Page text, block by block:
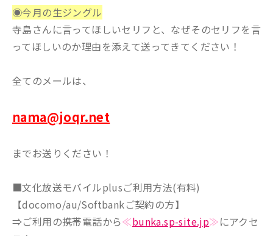
◉今月の生ジングル
寺島さんに言ってほしいセリフと、なぜそのセリフを言
ってほしいのか理由を添えて送ってきてください！
全てのメールは、
nama@joqr.net
までお送りください！
■文化放送モバイルplusご利用方法(有料)
【docomo/au/Softbankご契約の方】
⇒ご利用の携帯電話から≪bunka.sp-site.jp≫にアクセ